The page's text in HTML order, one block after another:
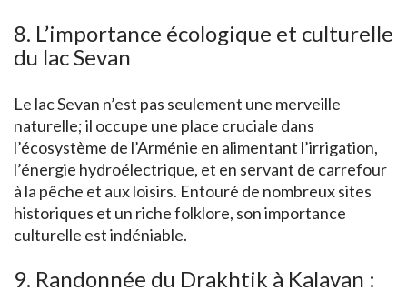
8. L’importance écologique et culturelle
du lac Sevan
Le lac Sevan n’est pas seulement une merveille
naturelle; il occupe une place cruciale dans
l’écosystème de l’Arménie en alimentant l’irrigation,
l’énergie hydroélectrique, et en servant de carrefour
à la pêche et aux loisirs. Entouré de nombreux sites
historiques et un riche folklore, son importance
culturelle est indéniable.
9. Randonnée du Drakhtik à Kalavan :